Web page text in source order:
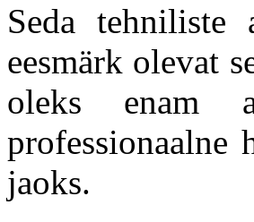
Seda tehniliste
eesmärk olevat
oleks enam
professionaalne
jaoks.